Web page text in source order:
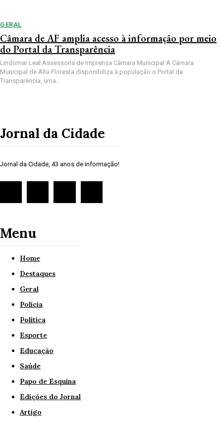
GERAL
Câmara de AF amplia acesso à informação por meio
do Portal da Transparência
Lindomar Leal Assessoria de Imprensa Câmara Municipal A Câmara
Municipal de Alta Floresta disponibiliza à população o Portal da
Transparência, uma...
Jornal da Cidade
Jornal da Cidade, 43 anos de informação!
Menu
Home
Destaques
Geral
Polícia
Política
Esporte
Educação
Saúde
Papo de Esquina
Edições do Jornal
Artigo